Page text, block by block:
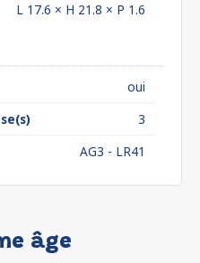
L 17.6 × H 21.8 × P 1.6
oui
3
AG3 - LR41
âge